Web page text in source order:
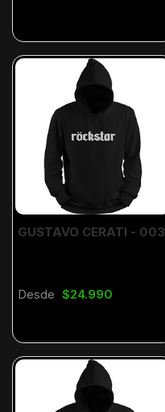
GUSTAVO CERATI - 003
Desde $24.990